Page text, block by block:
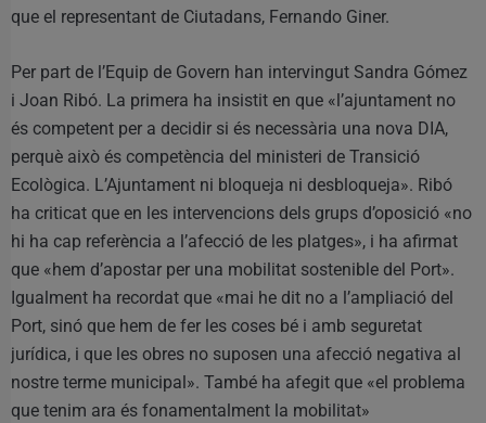
que el representant de Ciutadans, Fernando Giner.
Per part de l’Equip de Govern han intervingut Sandra Gómez
i Joan Ribó. La primera ha insistit en que «l’ajuntament no
és competent per a decidir si és necessària una nova DIA,
perquè això és competència del ministeri de Transició
Ecològica. L’Ajuntament ni bloqueja ni desbloqueja». Ribó
ha criticat que en les intervencions dels grups d’oposició «no
hi ha cap referència a l’afecció de les platges», i ha afirmat
que «hem d’apostar per una mobilitat sostenible del Port».
Igualment ha recordat que «mai he dit no a l’ampliació del
Port, sinó que hem de fer les coses bé i amb seguretat
jurídica, i que les obres no suposen una afecció negativa al
nostre terme municipal». També ha afegit que «el problema
que tenim ara és fonamentalment la mobilitat»